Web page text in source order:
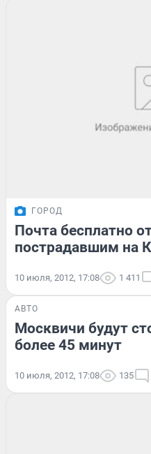
ГОРОД
Почта бесплатно
пострадавшим на
10 июля, 2012, 17:08 1 411
АВТО
Москвичи будут
более 45 минут
10 июля, 2012, 17:08 135